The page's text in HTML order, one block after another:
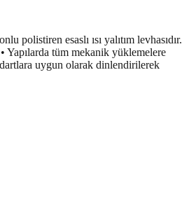
polistiren esaslı ısı yalıtım levhasıdır.
tüm mekanik yüklemelere
uygun olarak dinlendirilerek